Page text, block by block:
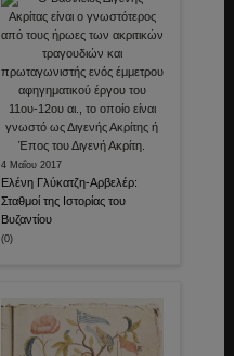
4 Μαΐου 2017
Ελένη Γλύκατζη-Αρβελέρ:
Σταθμοί της Ιστορίας του
Βυζαντίου
(0)